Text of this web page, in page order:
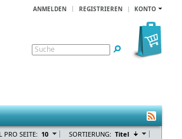
KONTO
ANMELDEN REGISTRIEREN
Suche
SORTIERUNG: Titel
PRO SEITE: 10